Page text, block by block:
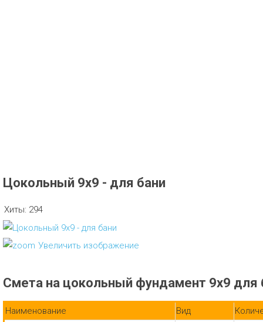
Цокольный 9х9 - для бани
Хиты: 294
Увеличить изображение
Смета на цокольный фундамент 9х9 для
Наименование Вид